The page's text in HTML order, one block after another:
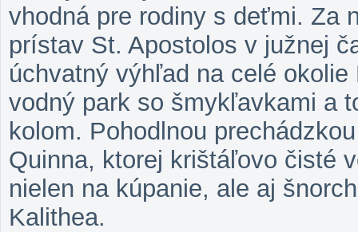
vhodná pre rodiny s deťmi. Za
prístav St. Apostolos v južnej
úchvatný výhľad na celé
vodný park so šmykľavkami a
kolom. Pohodlnou
Quinna, ktorej krištáľovo čisté
nielen na kúpanie, ale aj
Kalithea.